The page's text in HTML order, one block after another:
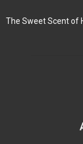
The Sweet Scent of